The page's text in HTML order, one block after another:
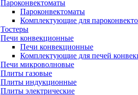
Пароконвектоматы
Пароконвектоматы
Комплектующие для
Тостеры
Печи конвекционные
Печи конвекционные
Комплектующие для печей
Печи микроволновые
Плиты газовые
Плиты индукционные
Плиты электрические